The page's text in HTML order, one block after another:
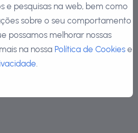
e pesquisas na web, bem como
sobre o seu comportamento
possamos melhorar nossas
na nossa Política de Cookies e